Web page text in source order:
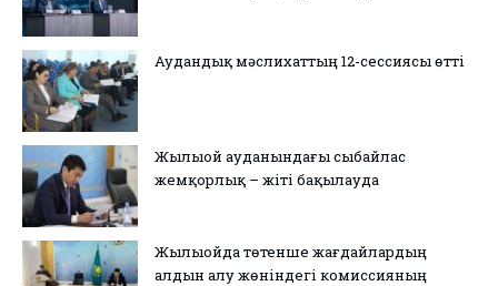
Аудандық мәслихаттың 12-сессиясы өтті
Жылыой ауданындағы сыбайлас
жемқорлық – жіті бақылауда
Жылыойда төтенше жағдайлардың
алдын алу жөніндегі комиссияның